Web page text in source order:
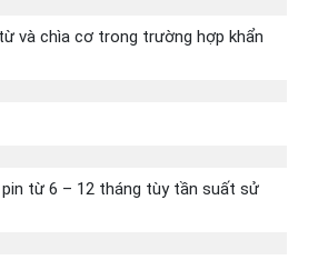
và chìa cơ trong trường hợp khẩn
từ 6 – 12 tháng tùy tần suất sử